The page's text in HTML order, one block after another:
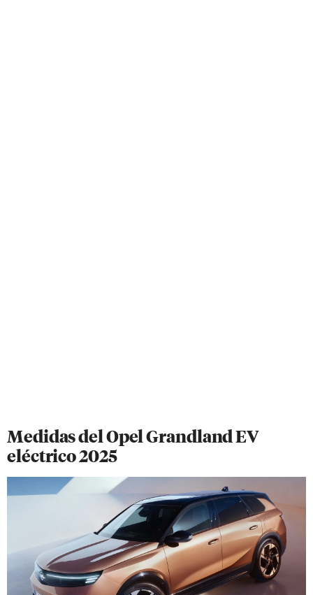
Medidas del Opel Grandland EV
eléctrico 2025